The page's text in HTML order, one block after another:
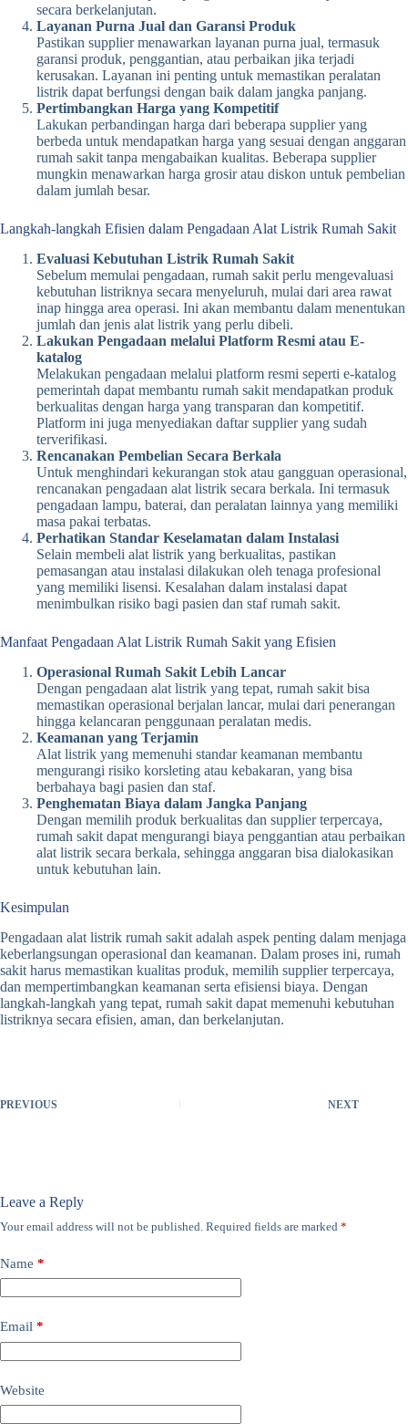
secara berkelanjutan.
Layanan Purna Jual dan Garansi Produk
Pastikan supplier menawarkan layanan purna jual, termasuk
garansi produk, penggantian, atau perbaikan jika terjadi
kerusakan. Layanan ini penting untuk memastikan peralatan
listrik dapat berfungsi dengan baik dalam jangka panjang.
Pertimbangkan Harga yang Kompetitif
Lakukan perbandingan harga dari beberapa supplier yang
berbeda untuk mendapatkan harga yang sesuai dengan anggaran
rumah sakit tanpa mengabaikan kualitas. Beberapa supplier
mungkin menawarkan harga grosir atau diskon untuk pembelian
dalam jumlah besar.
Langkah-langkah Efisien dalam Pengadaan Alat Listrik Rumah Sakit
Evaluasi Kebutuhan Listrik Rumah Sakit
Sebelum memulai pengadaan, rumah sakit perlu mengevaluasi
kebutuhan listriknya secara menyeluruh, mulai dari area rawat
inap hingga area operasi. Ini akan membantu dalam menentukan
jumlah dan jenis alat listrik yang perlu dibeli.
Lakukan Pengadaan melalui Platform Resmi atau E-
katalog
Melakukan pengadaan melalui platform resmi seperti e-katalog
pemerintah dapat membantu rumah sakit mendapatkan produk
berkualitas dengan harga yang transparan dan kompetitif.
Platform ini juga menyediakan daftar supplier yang sudah
terverifikasi.
Rencanakan Pembelian Secara Berkala
Untuk menghindari kekurangan stok atau gangguan operasional,
rencanakan pengadaan alat listrik secara berkala. Ini termasuk
pengadaan lampu, baterai, dan peralatan lainnya yang memiliki
masa pakai terbatas.
Perhatikan Standar Keselamatan dalam Instalasi
Selain membeli alat listrik yang berkualitas, pastikan
pemasangan atau instalasi dilakukan oleh tenaga profesional
yang memiliki lisensi. Kesalahan dalam instalasi dapat
menimbulkan risiko bagi pasien dan staf rumah sakit.
Manfaat Pengadaan Alat Listrik Rumah Sakit yang Efisien
Operasional Rumah Sakit Lebih Lancar
Dengan pengadaan alat listrik yang tepat, rumah sakit bisa
memastikan operasional berjalan lancar, mulai dari penerangan
hingga kelancaran penggunaan peralatan medis.
Keamanan yang Terjamin
Alat listrik yang memenuhi standar keamanan membantu
mengurangi risiko korsleting atau kebakaran, yang bisa
berbahaya bagi pasien dan staf.
Penghematan Biaya dalam Jangka Panjang
Dengan memilih produk berkualitas dan supplier terpercaya,
rumah sakit dapat mengurangi biaya penggantian atau perbaikan
alat listrik secara berkala, sehingga anggaran bisa dialokasikan
untuk kebutuhan lain.
Kesimpulan
Pengadaan alat listrik rumah sakit adalah aspek penting dalam menjaga
keberlangsungan operasional dan keamanan. Dalam proses ini, rumah
sakit harus memastikan kualitas produk, memilih supplier terpercaya,
dan mempertimbangkan keamanan serta efisiensi biaya. Dengan
langkah-langkah yang tepat, rumah sakit dapat memenuhi kebutuhan
listriknya secara efisien, aman, dan berkelanjutan.
PREVIOUS NEXT
Leave a Reply
Your email address will not be published. Required fields are marked *
Name *
Email *
Website